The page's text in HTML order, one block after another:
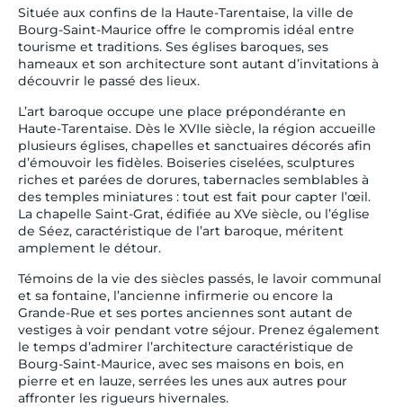
Située aux confins de la Haute-Tarentaise, la ville de
Bourg-Saint-Maurice offre le compromis idéal entre
tourisme et traditions. Ses églises baroques, ses
hameaux et son architecture sont autant d’invitations à
découvrir le passé des lieux.
L’art baroque occupe une place prépondérante en
Haute-Tarentaise. Dès le XVIIe siècle, la région accueille
plusieurs églises, chapelles et sanctuaires décorés afin
d’émouvoir les fidèles. Boiseries ciselées, sculptures
riches et parées de dorures, tabernacles semblables à
des temples miniatures : tout est fait pour capter l’œil.
La chapelle Saint-Grat, édifiée au XVe siècle, ou l’église
de Séez, caractéristique de l’art baroque, méritent
amplement le détour.
Témoins de la vie des siècles passés, le lavoir communal
et sa fontaine, l’ancienne infirmerie ou encore la
Grande-Rue et ses portes anciennes sont autant de
vestiges à voir pendant votre séjour. Prenez également
le temps d’admirer l’architecture caractéristique de
Bourg-Saint-Maurice, avec ses maisons en bois, en
pierre et en lauze, serrées les unes aux autres pour
affronter les rigueurs hivernales.